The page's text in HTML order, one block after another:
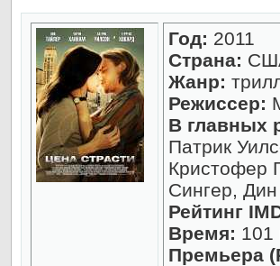
Год: 2011
Страна:
Жанр:
Режиссер:
В главных
Патрик
Кристофер
Сингер,
Рейтинг
Время: 101
Премьера